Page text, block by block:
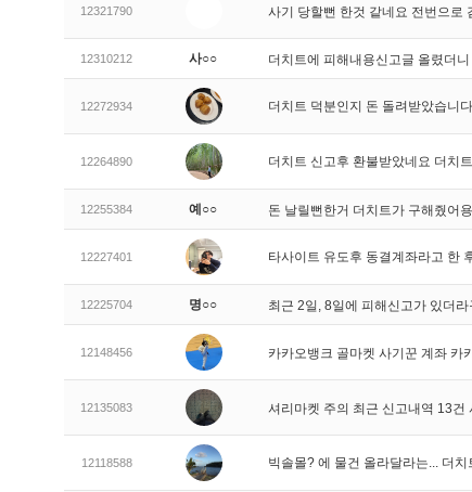
12321790 사기 당할뻔 한것 같네요 전번으로
12310212 사○○ 더치트에 피해내용신고글 올렸더
12272934 더치트 덕분인지 돈 돌려받았습니
12264890 더치트 신고후 환불받았네요 더치
12255384 예○○ 돈 날릴뻔한거 더치트가 구해줬어용
12227401 타사이트 유도후 동결계좌라고 한
12225704 명○○ 최근 2일, 8일에 피해신고가 있더
12148456 카카오뱅크 골마켓 사기꾼 계좌 카
12135083 셔리마켓 주의 최근 신고내역 13건
12118588 빅솔몰? 에 물건 올라달라는... 더